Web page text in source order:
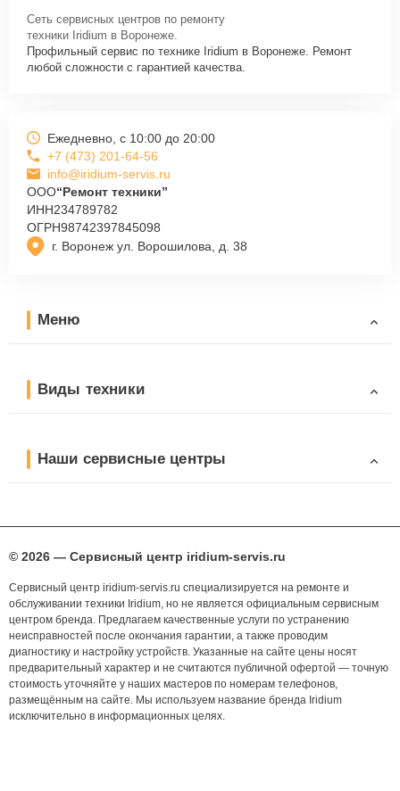
Сеть сервисных центров по ремонту
техники Iridium в Воронеже.
Профильный сервис по технике Iridium в Воронеже. Ремонт
любой сложности с гарантией качества.
г. Воронеж ул. Ворошилова, д. 38
Ежедневно, с 10:00 до 20:00
+7 (473) 201-64-56
info@iridium-servis.ru
ООО“Ремонт техники”
ИНН234789782
ОГРН98742397845098
Меню
Виды техники
Наши сервисные центры
© 2026 — Сервисный центр iridium-servis.ru
Сервисный центр iridium-servis.ru специализируется на ремонте и
обслуживании техники Iridium, но не является официальным сервисным
центром бренда. Предлагаем качественные услуги по устранению
неисправностей после окончания гарантии, а также проводим
диагностику и настройку устройств. Указанные на сайте цены носят
предварительный характер и не считаются публичной офертой — точную
стоимость уточняйте у наших мастеров по номерам телефонов,
размещённым на сайте. Мы используем название бренда Iridium
исключительно в информационных целях.